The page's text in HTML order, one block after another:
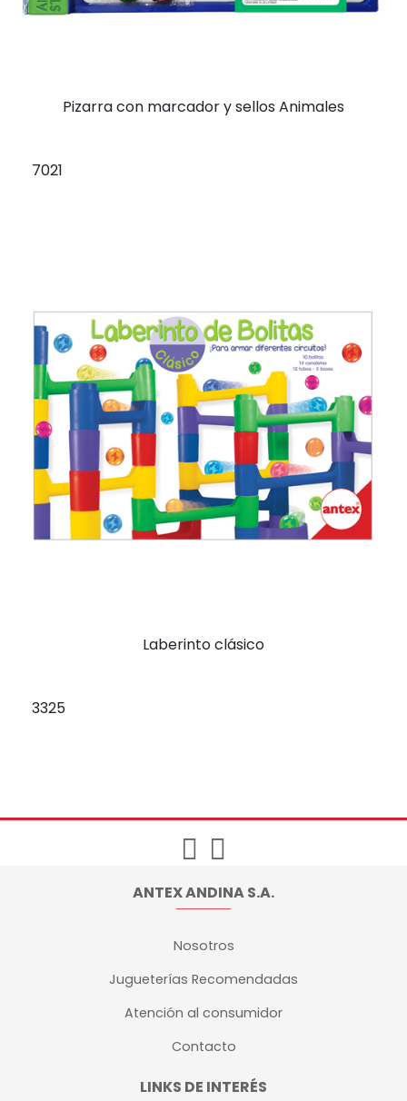
Pizarra con marcador y sellos Animales
7021
Laberinto clásico
3325
ANTEX ANDINA S.A.
Nosotros
Jugueterías Recomendadas
Atención al consumidor
Contacto
LINKS DE INTERÉS